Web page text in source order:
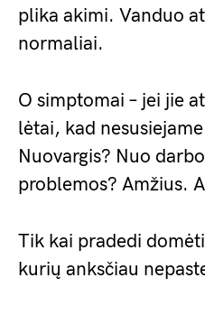
plika akimi. Vanduo
normaliai.
O simptomai – jei jie
lėtai, kad
Nuovargis? Nuo
problemos? Amžius.
Tik kai pradedi
kurių anksčiau